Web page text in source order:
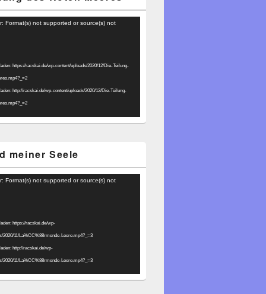
Format(s) not supported or source(s) not
https://racskai.de/wp-content/uploads/2020/12/Die-Teilung-
http://racskai.de/wp-content/uploads/2020/12/Die-Teilung-
meiner Seele
Format(s) not supported or source(s) not
https://racskai.de/wp-
2020/11/La%CC%88rmende-Leere.mp4?_=3
http://racskai.de/wp-
2020/11/La%CC%88rmende-Leere.mp4?_=3